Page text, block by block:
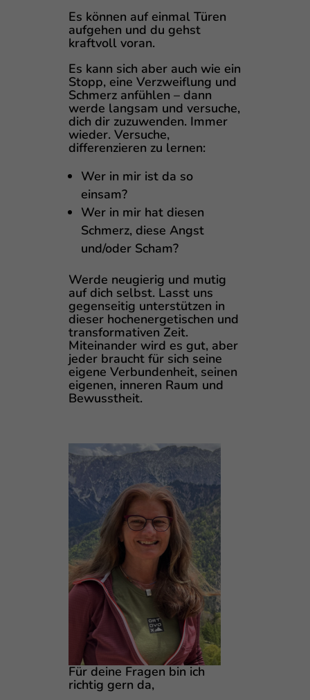
Es können auf einmal Türen
aufgehen und du gehst
kraftvoll voran.
Es kann sich aber auch wie ein
Stopp, eine Verzweiflung und
Schmerz anfühlen – dann
werde langsam und versuche,
dich dir zuzuwenden. Immer
wieder. Versuche,
differenzieren zu lernen:
Wer in mir ist da so
einsam?
Wer in mir hat diesen
Schmerz, diese Angst
und/oder Scham?
Werde neugierig und mutig
auf dich selbst. Lasst uns
gegenseitig unterstützen in
dieser hochenergetischen und
transformativen Zeit.
Miteinander wird es gut, aber
jeder braucht für sich seine
eigene Verbundenheit, seinen
eigenen, inneren Raum und
Bewusstheit.
Für deine Fragen bin ich
richtig gern da,